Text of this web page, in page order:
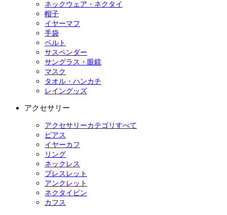
ネックウェア・ネクタイ
帽子
イヤーマフ
手袋
ベルト
サスペンダー
サングラス・眼鏡
マスク
タオル・ハンカチ
レイングッズ
アクセサリー
アクセサリーカテゴリすべて
ピアス
イヤーカフ
リング
ネックレス
ブレスレット
アンクレット
ネクタイピン
カフス